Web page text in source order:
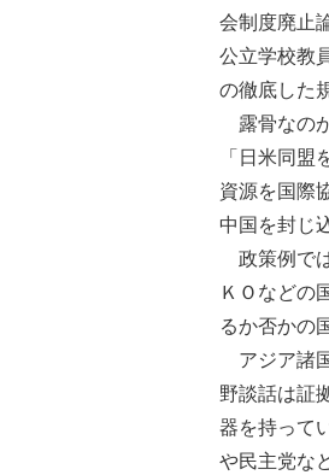
会制度廃止
公立学校教
の徹底した
露骨なの
「日米同
資源を国際
中国を封じ
政策例で
ＫＯなどの
るか否かの
アジア諸
野談話は証
器を持って
や民主党な